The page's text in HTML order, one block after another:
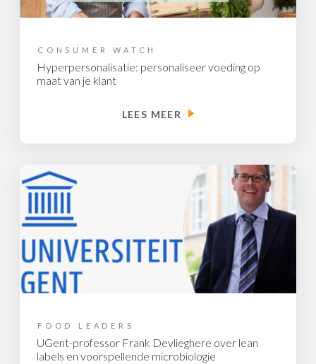
CONSUMER WATCH
Hyperpersonalisatie: personaliseer voeding op
maat van je klant
LEES MEER
FOOD LEADERS
UGent-professor Frank Devlieghere over lean
labels en voorspellende microbiologie